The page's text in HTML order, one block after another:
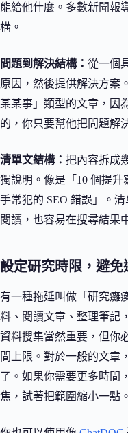
能給他什麼。多數新聞報
構。
問題到解決結構： 從一個
原因，然後提供解決方案
某某事」類型的文章，因
的，你只要幫他把問題解
清單文結構： 把內容拆成
獨說明。像是「10 個提
手常犯的 SEO 錯誤」。
閱讀，也容易在搜尋結果
設定研究時限，避免
有一種拖延叫做「研究癱
料、閱讀文章、整理筆記
資料搜集當然重要，但你
間上限。對於一般的文章
了。如果你需要更多時間
焦，試著把範圍縮小一點。